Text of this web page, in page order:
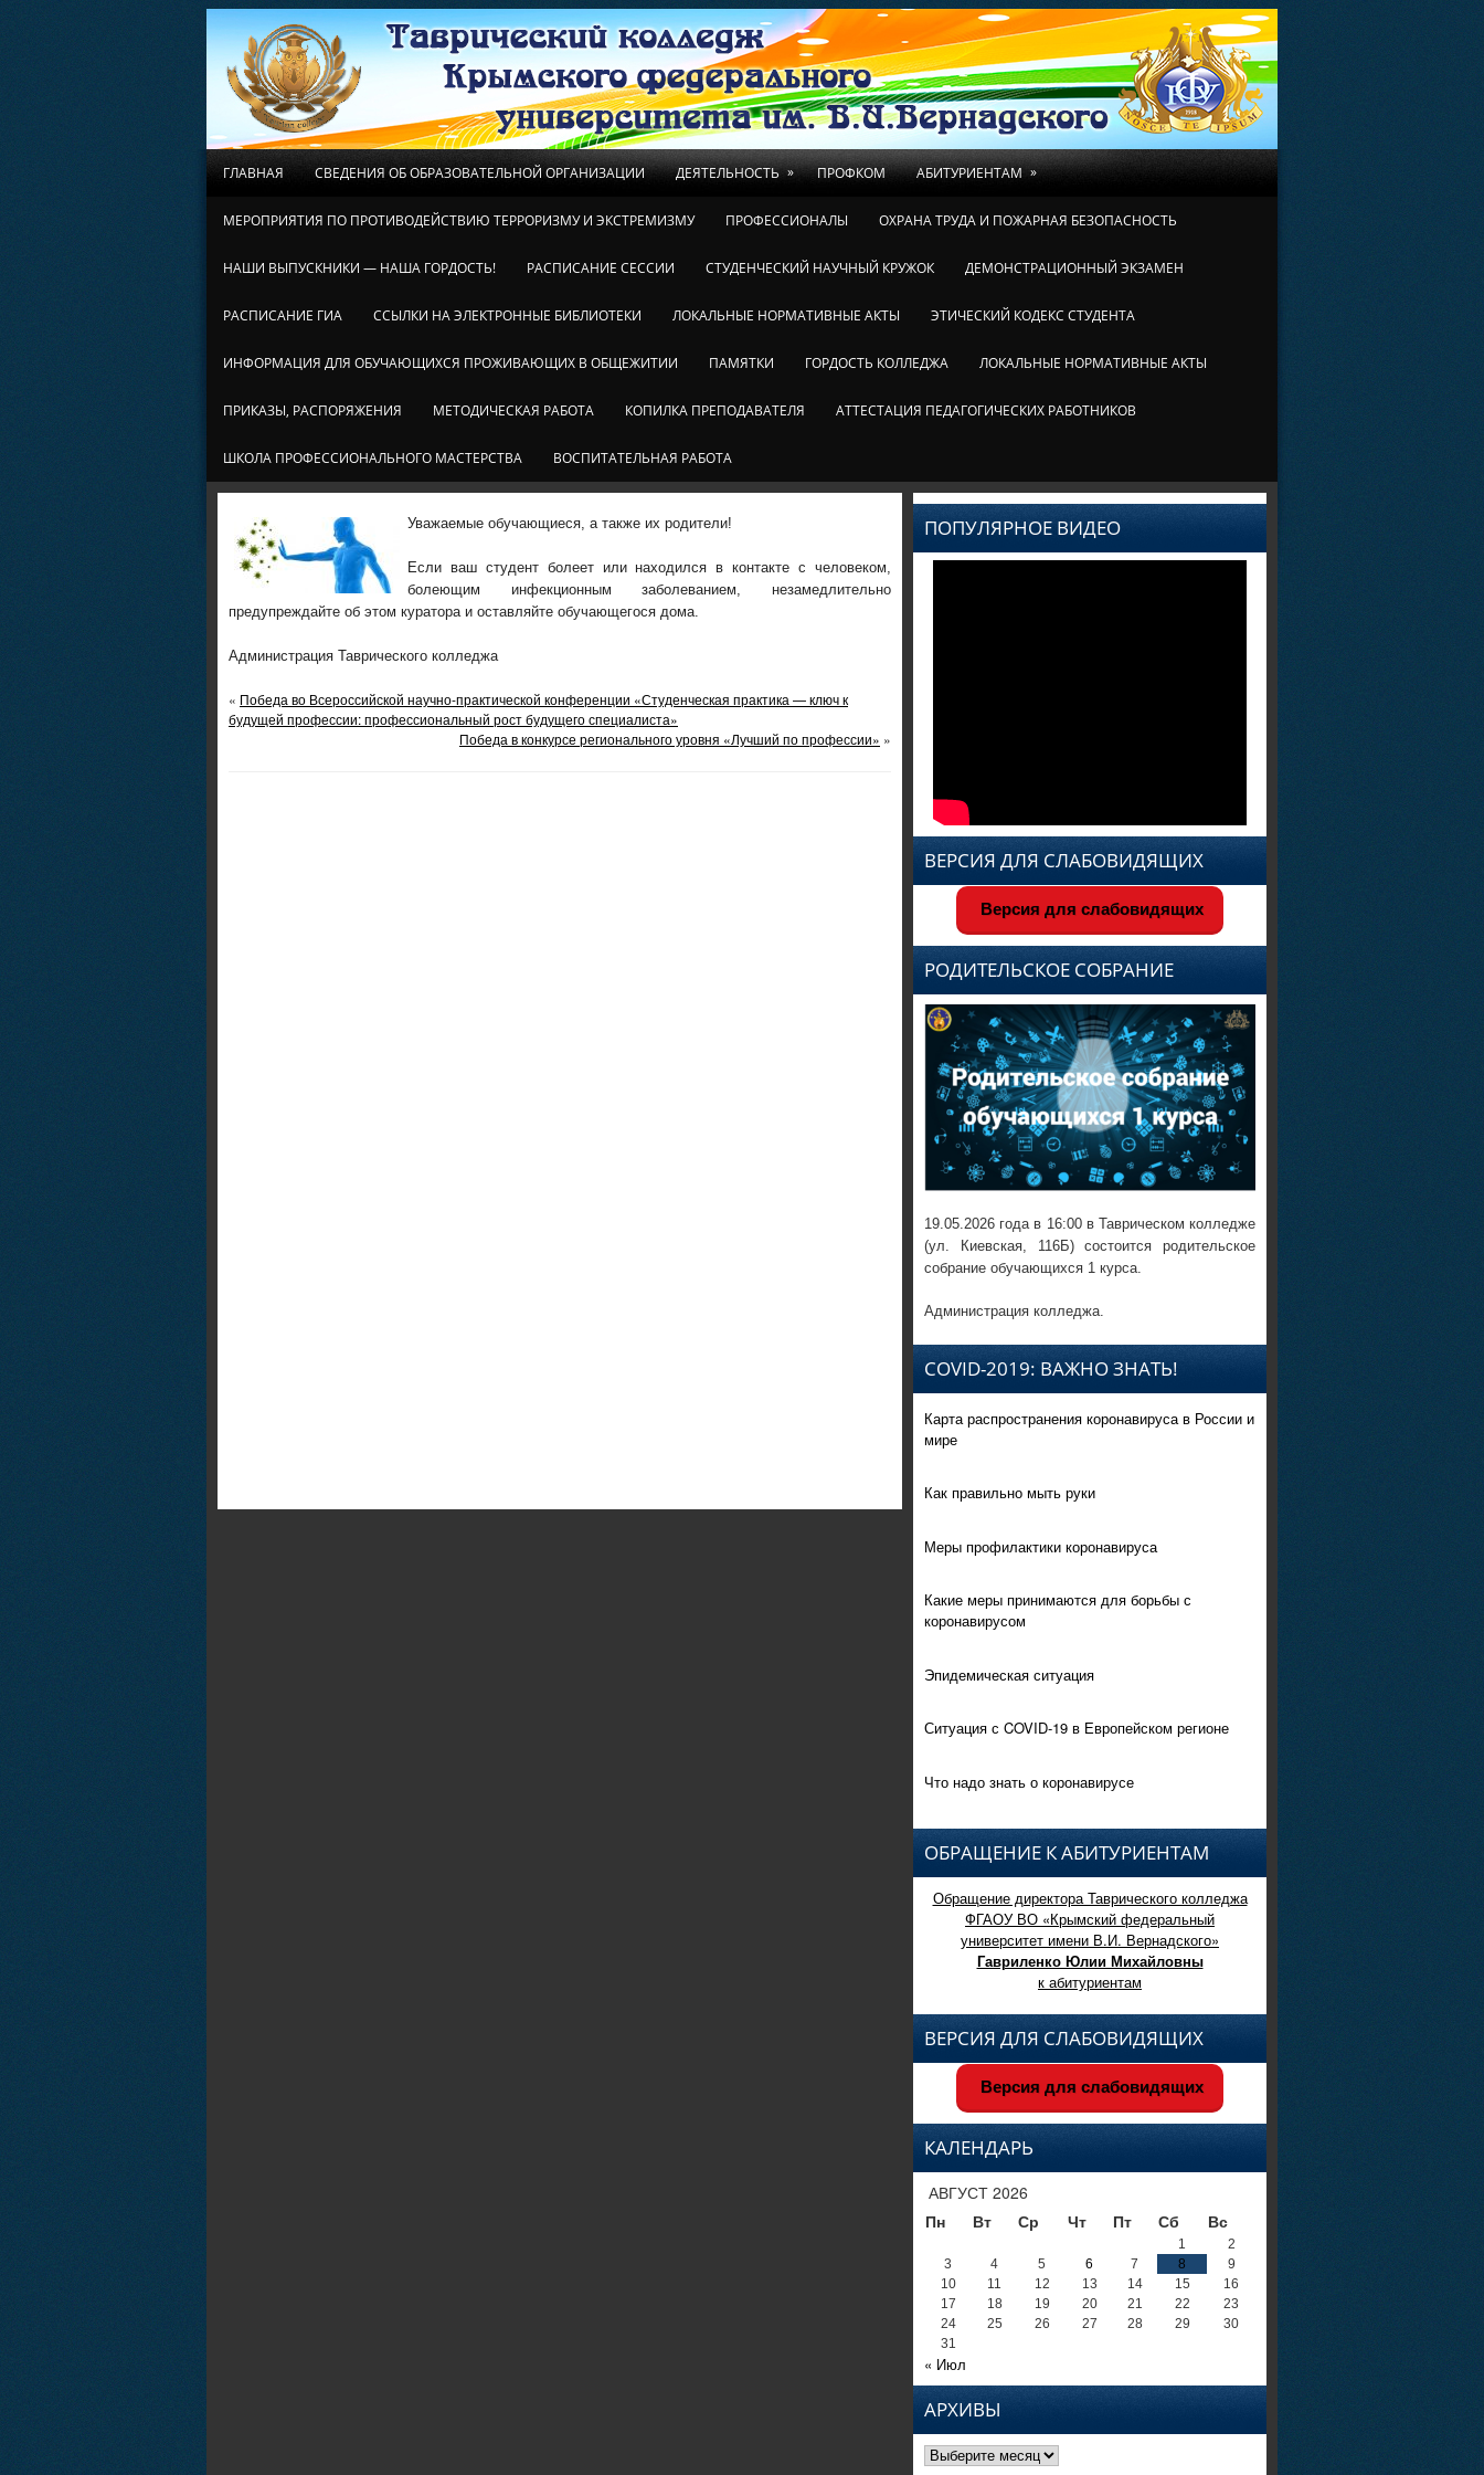
ГЛАВНАЯ СВЕДЕНИЯ ОБ ОБРАЗОВАТЕЛЬНОЙ ОРГАНИЗАЦИИ ДЕЯТЕЛЬНОСТЬ » ПРОФКОМ АБИТУРИЕНТАМ »
МЕРОПРИЯТИЯ ПО ПРОТИВОДЕЙСТВИЮ ТЕРРОРИЗМУ И ЭКСТРЕМИЗМУ ПРОФЕССИОНАЛЫ ОХРАНА ТРУДА И ПОЖАРНАЯ БЕЗОПАСНОСТЬ
НАШИ ВЫПУСКНИКИ — НАША ГОРДОСТЬ! РАСПИСАНИЕ СЕССИИ СТУДЕНЧЕСКИЙ НАУЧНЫЙ КРУЖОК ДЕМОНСТРАЦИОННЫЙ ЭКЗАМЕН
РАСПИСАНИЕ ГИА ССЫЛКИ НА ЭЛЕКТРОННЫЕ БИБЛИОТЕКИ ЛОКАЛЬНЫЕ НОРМАТИВНЫЕ АКТЫ ЭТИЧЕСКИЙ КОДЕКС СТУДЕНТА
ИНФОРМАЦИЯ ДЛЯ ОБУЧАЮЩИХСЯ ПРОЖИВАЮЩИХ В ОБЩЕЖИТИИ ПАМЯТКИ ГОРДОСТЬ КОЛЛЕДЖА ЛОКАЛЬНЫЕ НОРМАТИВНЫЕ АКТЫ
ПРИКАЗЫ, РАСПОРЯЖЕНИЯ МЕТОДИЧЕСКАЯ РАБОТА КОПИЛКА ПРЕПОДАВАТЕЛЯ АТТЕСТАЦИЯ ПЕДАГОГИЧЕСКИХ РАБОТНИКОВ
ШКОЛА ПРОФЕССИОНАЛЬНОГО МАСТЕРСТВА ВОСПИТАТЕЛЬНАЯ РАБОТА
Уважаемые обучающиеся, а также их родители!
Если ваш студент болеет или находился в контакте с человеком,
болеющим инфекционным заболеванием, незамедлительно
предупреждайте об этом куратора и оставляйте обучающегося дома.
Администрация Таврического колледжа
« Победа во Всероссийской научно-практической конференции «Студенческая практика — ключ к
будущей профессии: профессиональный рост будущего специалиста»
Победа в конкурсе регионального уровня «Лучший по профессии» »
ПОПУЛЯРНОЕ ВИДЕО
ВЕРСИЯ ДЛЯ СЛАБОВИДЯЩИХ
Версия для слабовидящих
РОДИТЕЛЬСКОЕ СОБРАНИЕ
19.05.2026 года в 16:00 в Таврическом колледже
(ул. Киевская, 116Б) состоится родительское
собрание обучающихся 1 курса.
Администрация колледжа.
COVID-2019: ВАЖНО ЗНАТЬ!
Карта распространения коронавируса в России и
мире
Как правильно мыть руки
Меры профилактики коронавируса
Какие меры принимаются для борьбы с
коронавирусом
Эпидемическая ситуация
Ситуация с COVID-19 в Европейском регионе
Что надо знать о коронавирусе
ОБРАЩЕНИЕ К АБИТУРИЕНТАМ
Обращение директора Таврического колледжа
ФГАОУ ВО «Крымский федеральный
университет имени В.И. Вернадского»
Гавриленко Юлии Михайловны
к абитуриентам
ВЕРСИЯ ДЛЯ СЛАБОВИДЯЩИХ
Версия для слабовидящих
КАЛЕНДАРЬ
АВГУСТ 2026
Пн
Вт Ср Чт Пт Сб Вс
1
2
3
4 5 6 7 8
9
10
11 12 13 14 15
16
17
18 19 20 21 22
23
24
25 26 27 28 29
30
31
« Июл
АРХИВЫ
Архивы